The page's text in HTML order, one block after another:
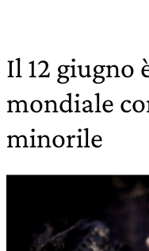
Il 12 giugno
mondiale
minorile